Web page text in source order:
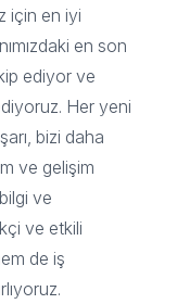
için en iyi
en son
ediyor ve
Her yeni
bizi daha
ve gelişim
ve
ve etkili
de iş